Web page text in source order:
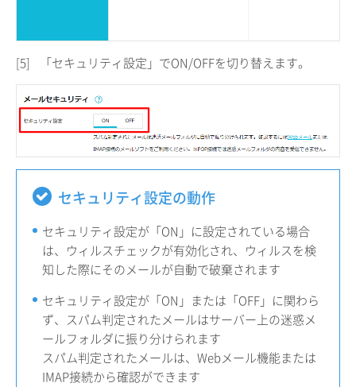
[5] 「セキュリティ設定」でON/OFFを切り替えます。
セキュリティ設定の動作
セキュリティ設定が「ON」に設定されている場合
は、ウィルスチェックが有効化され、ウィルスを検
知した際にそのメールが自動で破棄されます
セキュリティ設定が「ON」または「OFF」に関わら
ず、スパム判定されたメールはサーバー上の迷惑メ
ールフォルダに振り分けられます
スパム判定されたメールは、Webメール機能または
IMAP接続から確認ができます